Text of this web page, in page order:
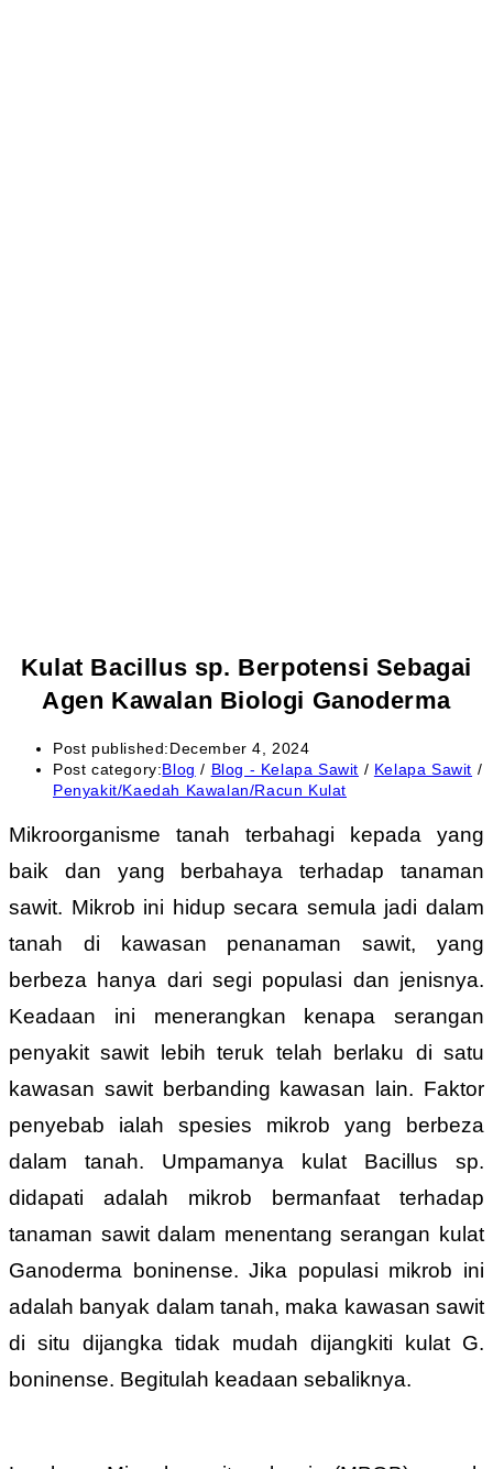
Kulat Bacillus sp. Berpotensi Sebagai
Agen Kawalan Biologi Ganoderma
Post published:December 4, 2024
Post category:Blog / Blog - Kelapa Sawit / Kelapa Sawit /
Penyakit/Kaedah Kawalan/Racun Kulat
Mikroorganisme tanah terbahagi kepada yang
baik dan yang berbahaya terhadap tanaman
sawit. Mikrob ini hidup secara semula jadi dalam
tanah di kawasan penanaman sawit, yang
berbeza hanya dari segi populasi dan jenisnya.
Keadaan ini menerangkan kenapa serangan
penyakit sawit lebih teruk telah berlaku di satu
kawasan sawit berbanding kawasan lain. Faktor
penyebab ialah spesies mikrob yang berbeza
dalam tanah. Umpamanya kulat Bacillus sp.
didapati adalah mikrob bermanfaat terhadap
tanaman sawit dalam menentang serangan kulat
Ganoderma boninense. Jika populasi mikrob ini
adalah banyak dalam tanah, maka kawasan sawit
di situ dijangka tidak mudah dijangkiti kulat G.
boninense. Begitulah keadaan sebaliknya.